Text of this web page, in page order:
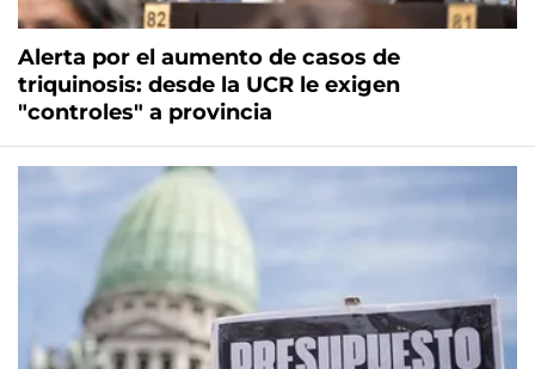
Alerta por el aumento de casos de
triquinosis: desde la UCR le exigen
"controles" a provincia